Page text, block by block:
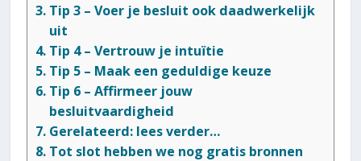
Tip 3 – Voer je besluit ook daadwerkelijk
uit
Tip 4 – Vertrouw je intuïtie
Tip 5 – Maak een geduldige keuze
Tip 6 – Affirmeer jouw
besluitvaardigheid
Gerelateerd: lees verder…
Tot slot hebben we nog gratis bronnen